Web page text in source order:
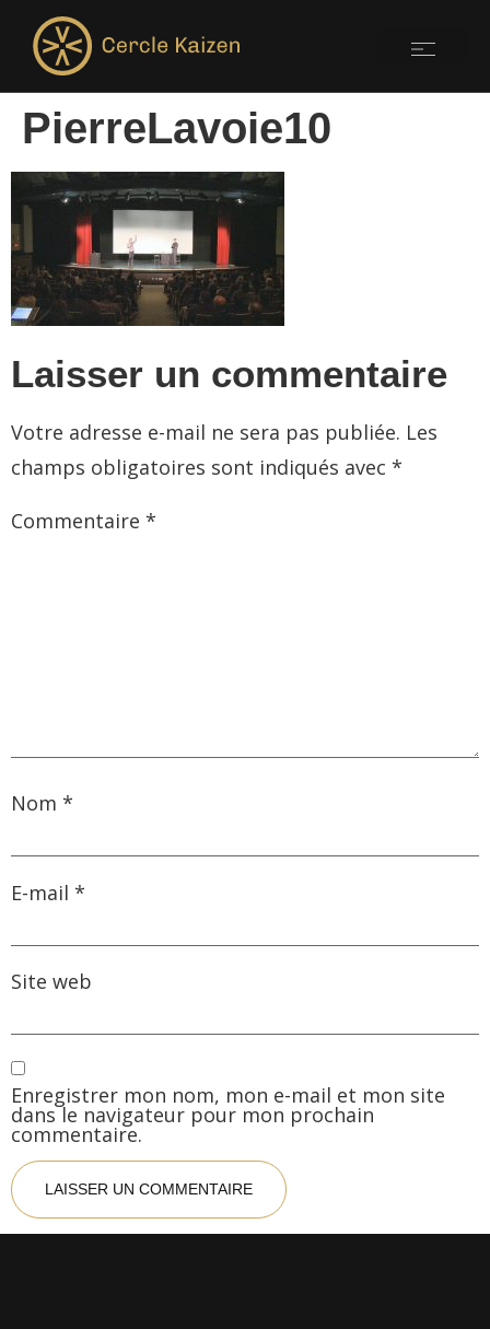
PierreLavoie10
Laisser un commentaire
Votre adresse e-mail ne sera pas publiée. Les
champs obligatoires sont indiqués avec *
Commentaire *
Nom *
E-mail *
Site web
Enregistrer mon nom, mon e-mail et mon site
dans le navigateur pour mon prochain
commentaire.